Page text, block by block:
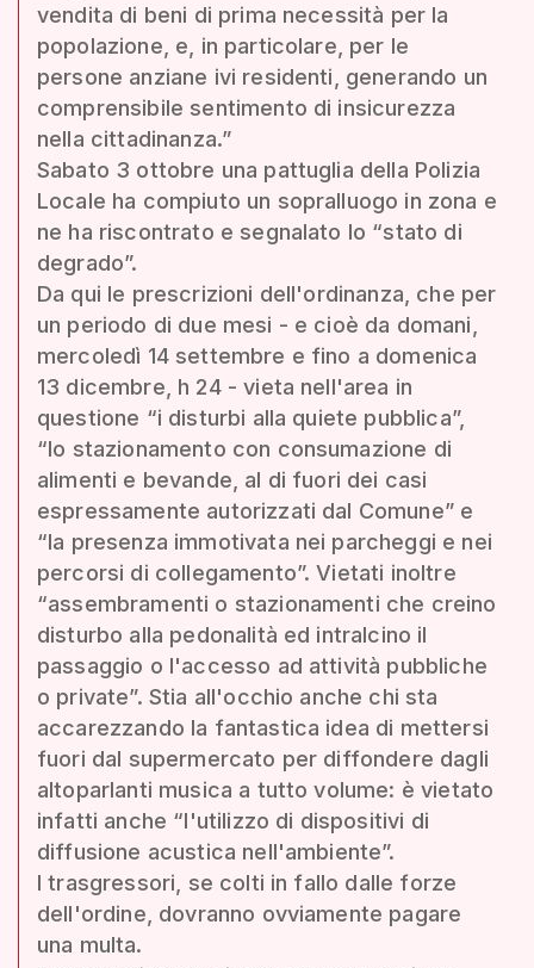
vendita di beni di prima necessità per la
popolazione, e, in particolare, per le
persone anziane ivi residenti, generando un
comprensibile sentimento di insicurezza
nella cittadinanza.”
Sabato 3 ottobre una pattuglia della Polizia
Locale ha compiuto un sopralluogo in zona e
ne ha riscontrato e segnalato lo “stato di
degrado”.
Da qui le prescrizioni dell'ordinanza, che per
un periodo di due mesi - e cioè da domani,
mercoledì 14 settembre e fino a domenica
13 dicembre, h 24 - vieta nell'area in
questione “i disturbi alla quiete pubblica”,
“lo stazionamento con consumazione di
alimenti e bevande, al di fuori dei casi
espressamente autorizzati dal Comune” e
“la presenza immotivata nei parcheggi e nei
percorsi di collegamento”. Vietati inoltre
“assembramenti o stazionamenti che creino
disturbo alla pedonalità ed intralcino il
passaggio o l'accesso ad attività pubbliche
o private”. Stia all'occhio anche chi sta
accarezzando la fantastica idea di mettersi
fuori dal supermercato per diffondere dagli
altoparlanti musica a tutto volume: è vietato
infatti anche “l'utilizzo di dispositivi di
diffusione acustica nell'ambiente”.
I trasgressori, se colti in fallo dalle forze
dell'ordine, dovranno ovviamente pagare
una multa.